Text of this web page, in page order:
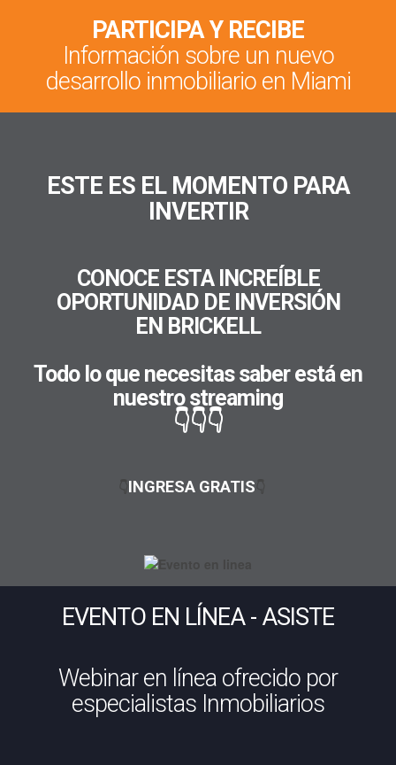
PARTICIPA Y RECIBE
Información sobre un nuevo
desarrollo inmobiliario en Miami
ESTE ES EL MOMENTO PARA
INVERTIR
CONOCE ESTA INCREÍBLE
OPORTUNIDAD DE INVERSIÓN
EN BRICKELL
Todo lo que necesitas saber está en
nuestro streaming
👇👇👇
INGRESA GRATIS
EVENTO EN LÍNEA - ASISTE
Webinar en línea ofrecido por
especialistas Inmobiliarios